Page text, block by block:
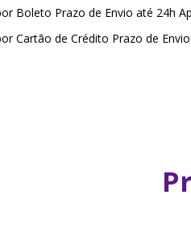
Boleto Prazo de Envio até 24h
Cartão de Crédito Prazo de